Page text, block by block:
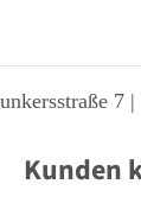
7
Kunden